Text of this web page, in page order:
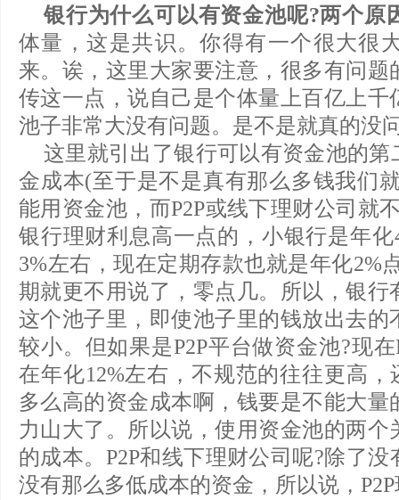
银行为什么可以有资金池呢?两个原
体量，这是共识。你得有一个很大很
来。诶，这里大家要注意，很多有问
传这一点，说自己是个体量上百亿上千
池子非常大没有问题。是不是就真的没
这里就引出了银行可以有资金池的
金成本(至于是不是真有那么多钱我们
能用资金池，而P2P或线下理财公司就
银行理财利息高一点的，小银行是年
3%左右，现在定期存款也就是年化2%
期就更不用说了，零点几。所以，银行
这个池子里，即使池子里的钱放出去的
较小。但如果是P2P平台做资金池?现
在年化12%左右，不规范的往往更高，
多么高的资金成本啊，钱要是不能大
力山大了。所以说，使用资金池的两
的成本。P2P和线下理财公司呢?除了
没有那么多低成本的资金，所以说，